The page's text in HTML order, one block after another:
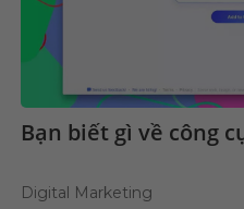
Bạn biết gì về công
Digital Marketing